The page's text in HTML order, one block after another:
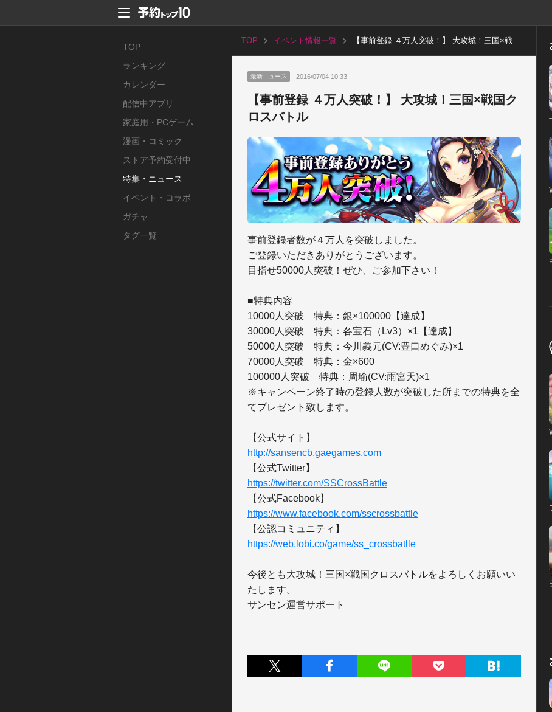
TOP
ランキング
カレンダー
配信中アプリ
家庭用・PCゲーム
漫画・コミック
ストア予約受付中
特集・ニュース
イベント・コラボ
ガチャ
タグ一覧
TOP イベント情報一覧
【事前登録 ４万人突破！】 大攻城！三国×戦
最新ニュース 2016/07/04 10:33
【事前登録 ４万人突破！】 大攻城！三国×戦国ク
ロスバトル
事前登録者数が４万人を突破しました。
ご登録いただきありがとうございます。
目指せ50000人突破！ぜひ、ご参加下さい！
■特典内容
10000人突破　特典：銀×100000【達成】
30000人突破　特典：各宝石（Lv3）×1【達成】
50000人突破　特典：今川義元(CV:豊口めぐみ)×1
70000人突破　特典：金×600
100000人突破　特典：周瑜(CV:雨宮天)×1
※キャンペーン終了時の登録人数が突破した所までの特典を全
てプレゼント致します。
http://sansencb.gaegames.com
https://twitter.com/SSCrossBattle
https://www.facebook.com/sscrossbattle
https://web.lobi.co/game/ss_crossbatlle
今後とも大攻城！三国×戦国クロスバトルをよろしくお願いい
たします。
サンセン運営サポート